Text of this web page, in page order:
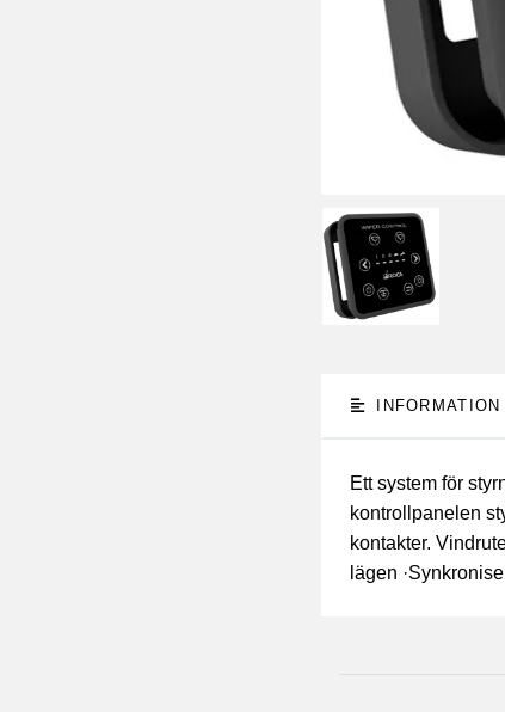
INFORMATION
Ett system för
kontrollpanelen
kontakter.
lägen